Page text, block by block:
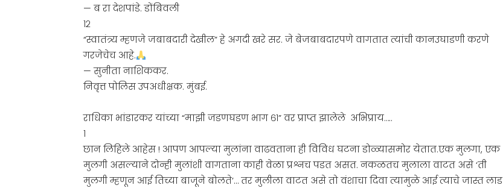
— ब रा देशपांडे. डोंबिवली
१२
“स्वातंत्र्य म्हणजे जबाबदारी देखील” हे अगदी खरे सर. जे बेजबाबदारपणे वागतात त्यांची कानउघाडणी करणे
गरजेचेच आहे.
— सुनीता नाशिककर.
निवृत्त पोलिस उपअधीक्षक. मुंबई.
राधिका भांडारकर यांच्या “माझी जडणघडण भाग ६१” वर प्राप्त झालेले अभिप्राय…..
१
छान लिहिले आहेस ! आपण आपल्या मुलांना वाढवताना ही विविध घटना डोळ्यासमोर येतात.एक मुलगा, एक
मुलगी असल्याने दोन्ही मुलांशी वागताना काही वेळा प्रश्नच पडत असत. नकळतच मुलाला वाटत असे ‘ती
मुलगी म्हणून आई तिच्या बाजूने बोलते’… तर मुलीला वाटत असे तो वंशाचा दिवा त्यामुळे आई त्याचे जास्त लाड